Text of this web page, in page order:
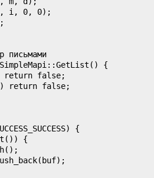
i, 0, 0);
письмами
{
return false;
return false;
{
{